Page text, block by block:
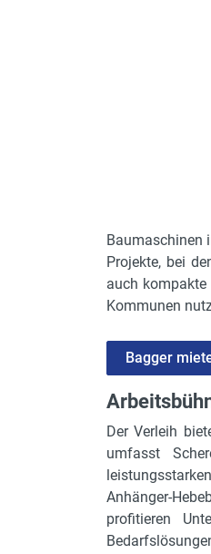
Baumaschinen
Projekte, bei
auch
Kommunen
Bagger
Der Verleih
umfasst
Anhänger-
profitieren